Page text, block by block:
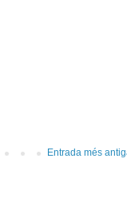
Entrada més